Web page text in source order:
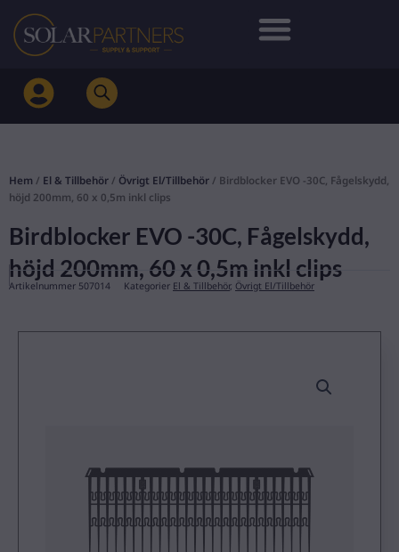
Hoppa
innehåll
Hem / El & Tillbehör / Övrigt El/Tillbehör / Birdblocker EVO -30C, Fågelskydd,
höjd 200mm, 60 x 0,5m inkl clips
Birdblocker EVO -30C, Fågelskydd,
höjd 200mm, 60 x 0,5m inkl clips
Artikelnummer 507014 Kategorier El & Tillbehör, Övrigt El/Tillbehör